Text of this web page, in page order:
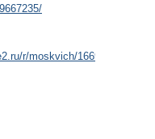
r/moskvich/1669660/